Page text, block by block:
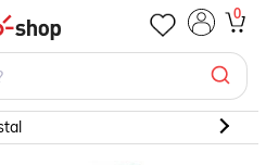
0
MXCLV-0269,